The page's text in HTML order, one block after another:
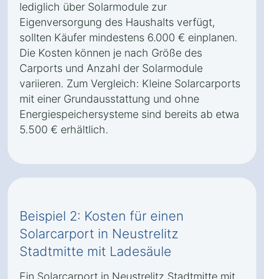
lediglich über Solarmodule zur
Eigenversorgung des Haushalts verfügt,
sollten Käufer mindestens 6.000 € einplanen.
Die Kosten können je nach Größe des
Carports und Anzahl der Solarmodule
variieren. Zum Vergleich: Kleine Solarcarports
mit einer Grundausstattung und ohne
Energiespeichersysteme sind bereits ab etwa
5.500 € erhältlich.
Beispiel 2: Kosten für einen
Solarcarport in Neustrelitz
Stadtmitte mit Ladesäule
Ein Solarcarport in Neustrelitz Stadtmitte mit